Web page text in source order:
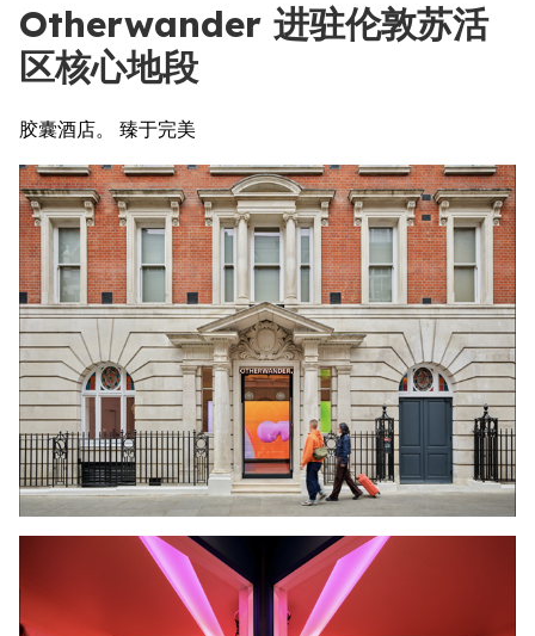
Otherwander 进驻伦敦苏活
区核心地段
胶囊酒店。 臻于完美